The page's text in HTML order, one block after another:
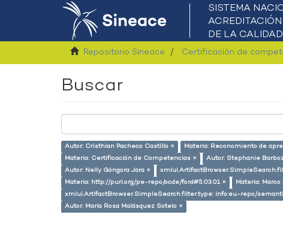
Repositorio Sineace Certificación de
Buscar
Autor: Cristhian Pacheco Castillo × Materia: Reconomiento de
Materia: Certificación de Competencias ×
Autor: Stephanie
Autor: Nelly Góngora Jara ×
Materia: http://purl.org/pe-repo/ocde/ford#5.03.01 ×
Materia:
xmlui.ArtifactBrowser.SimpleSearch.filter.type: info:eu-repo/
Autor: María Rosa Malásquez Sotelo ×